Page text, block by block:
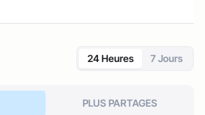
24 Heures 7 Jours
PLUS PARTAGES